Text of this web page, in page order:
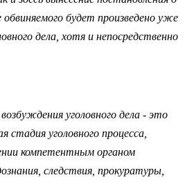
обвиняемого будет произведено уже
дела, хотя и непосредственно
уголовного дела - это
стадия уголовного процесса,
компетентным органом
следствия, прокуратуры,